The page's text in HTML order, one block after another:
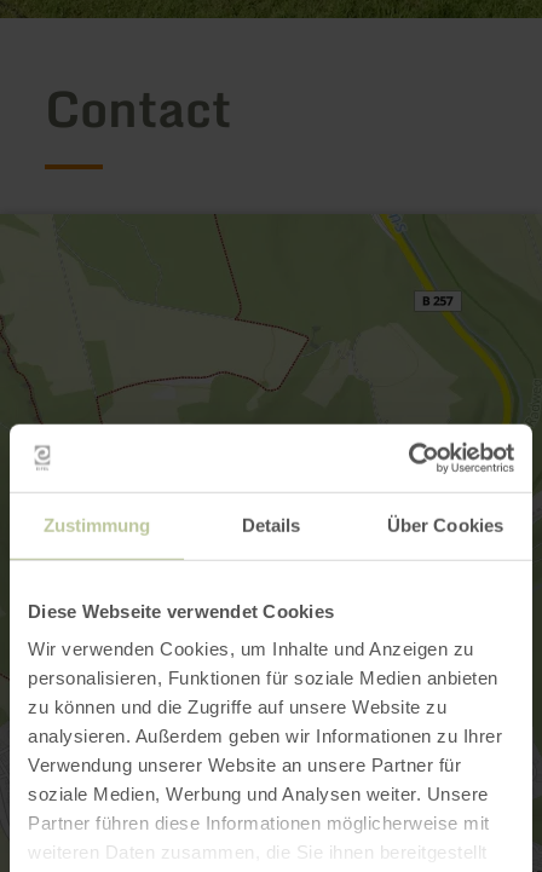
Zustimmung Details Über Cookies
Diese Webseite verwendet Cookies
Wir verwenden Cookies, um Inhalte und Anzeigen zu
personalisieren, Funktionen für soziale Medien anbieten
zu können und die Zugriffe auf unsere Website zu
analysieren. Außerdem geben wir Informationen zu Ihrer
Verwendung unserer Website an unsere Partner für
soziale Medien, Werbung und Analysen weiter. Unsere
Partner führen diese Informationen möglicherweise mit
weiteren Daten zusammen, die Sie ihnen bereitgestellt
Contact